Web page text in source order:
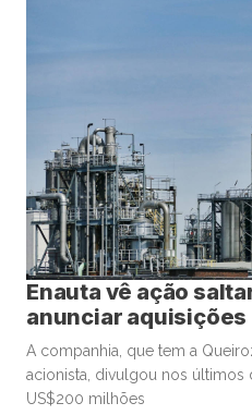
Enauta vê ação
anunciar aquisições
A companhia, que tem a
acionista, divulgou nos últimos
US$200 milhões